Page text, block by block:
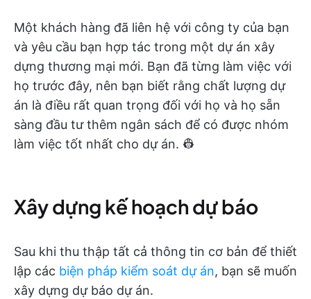
Một khách hàng đã liên hệ với công ty của bạn
và yêu cầu bạn hợp tác trong một dự án xây
dựng thương mại mới. Bạn đã từng làm việc với
họ trước đây, nên bạn biết rằng chất lượng dự
án là điều rất quan trọng đối với họ và họ sẵn
sàng đầu tư thêm ngân sách để có được nhóm
làm việc tốt nhất cho dự án. 👷
Xây dựng kế hoạch dự báo
Sau khi thu thập tất cả thông tin cơ bản để thiết
lập các biện pháp kiểm soát dự án, bạn sẽ muốn
xây dựng dự báo dự án.